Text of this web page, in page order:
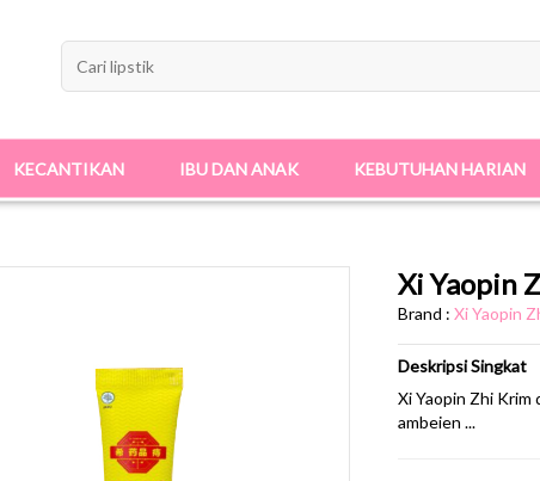
KECANTIKAN IBU DAN ANAK KEBUTUHAN HARIAN
Xi Yaopin
Brand : Xi Yaopin
Deskripsi Singkat
Xi Yaopin Zhi Krim
ambeien ...